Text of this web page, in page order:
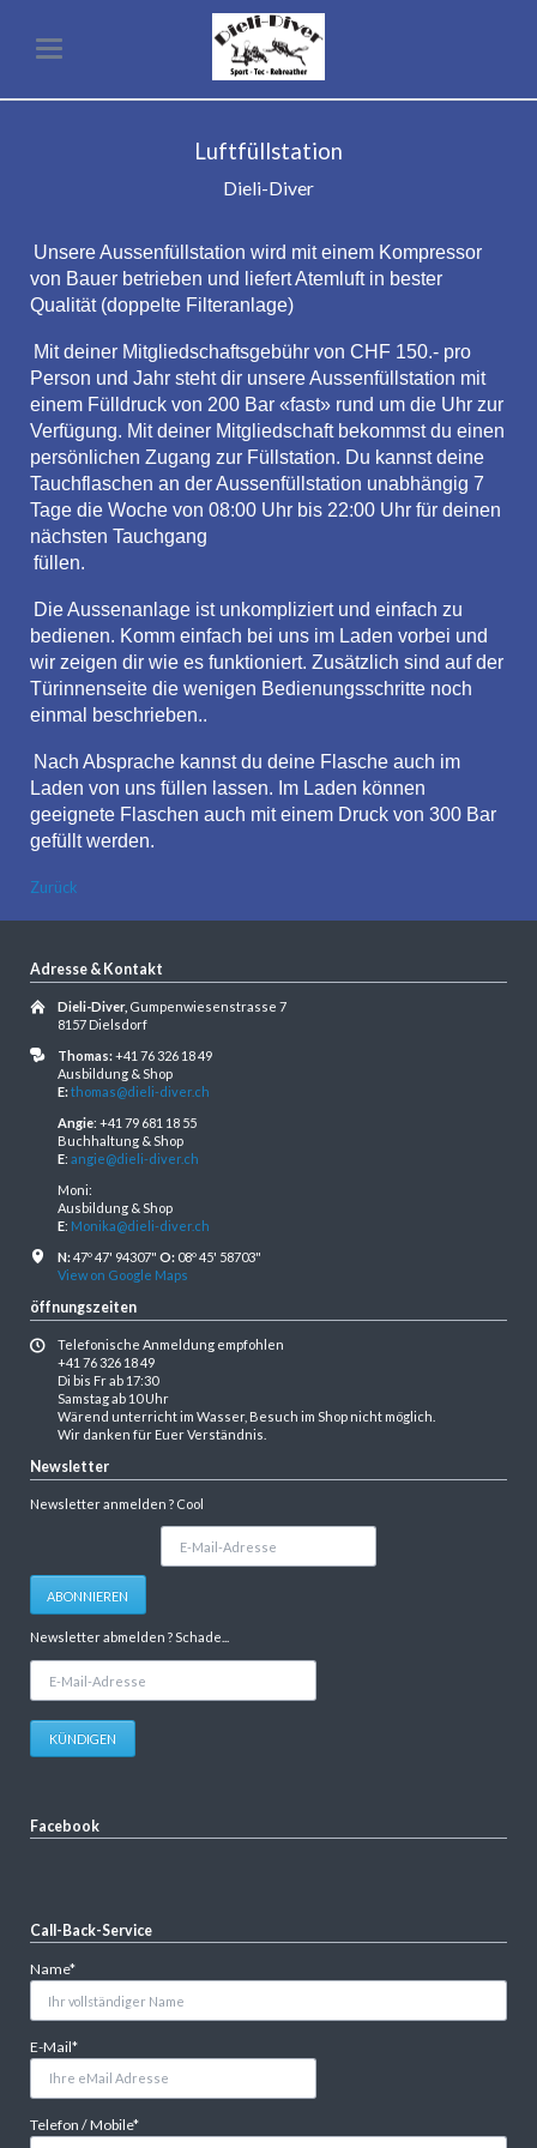
Luftfüllstation
Dieli-Diver
Unsere Aussenfüllstation wird mit einem Kompressor
von Bauer betrieben und liefert Atemluft in bester
Qualität (doppelte Filteranlage)
Mit deiner Mitgliedschaftsgebühr von CHF 150.- pro
Person und Jahr steht dir unsere Aussenfüllstation mit
einem Fülldruck von 200 Bar «fast» rund um die Uhr zur
Verfügung. Mit deiner Mitgliedschaft bekommst du einen
persönlichen Zugang zur Füllstation. Du kannst deine
Tauchflaschen an der Aussenfüllstation unabhängig 7
Tage die Woche von 08:00 Uhr bis 22:00 Uhr für deinen
nächsten Tauchgang
füllen.
Die Aussenanlage ist unkompliziert und einfach zu
bedienen. Komm einfach bei uns im Laden vorbei und
wir zeigen dir wie es funktioniert. Zusätzlich sind auf der
Türinnenseite die wenigen Bedienungsschritte noch
einmal beschrieben..
Nach Absprache kannst du deine Flasche auch im
Laden von uns füllen lassen. Im Laden können
geeignete Flaschen auch mit einem Druck von 300 Bar
gefüllt werden.
Zurück
Adresse & Kontakt
Dieli-Diver, Gumpenwiesenstrasse 7
8157 Dielsdorf
Thomas:+41 76 326 18 49
Ausbildung & Shop
E:thomas@dieli-diver.ch
Angie: +41 79 681 18 55
Buchhaltung & Shop
E: angie@dieli-diver.ch
Moni:
Ausbildung & Shop
E: Monika@dieli-diver.ch
N:47º 47' 94307" O:08º 45' 58703"
View on Google Maps
öffnungszeiten
Telefonische Anmeldung empfohlen
+41 76 326 18 49
Di bis Fr ab 17:30
Samstag ab 10 Uhr
Wärend unterricht im Wasser, Besuch im Shop nicht möglich.
Wir danken für Euer Verständnis.
Newsletter
Newsletter anmelden ? Cool
Adresse
ABONNIEREN
Newsletter abmelden ? Schade...
Adresse
KÜNDIGEN
Facebook
Call-Back-Service
Pflichtfeld
Name*
Pflichtfeld
E-Mail*
Pflichtfeld
Telefon / Mobile*